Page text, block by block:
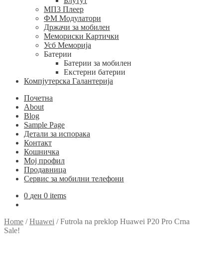
МП3 Плеер
ФМ Модулатори
Држачи за мобилен
Мемориски Картички
Усб Меморија
Батерии
Батерии за мобилен
Екстерни батерии
Компјутерска Галантерија
Почетна
About
Blog
Sample Page
Детали за испорака
Контакт
Кошничка
Мој профил
Продавница
Сервис за мобилни телефони
0 ден 0 items
Home /Huawei /Futrola na preklop Huawei P20 Pro Crna
Sale!